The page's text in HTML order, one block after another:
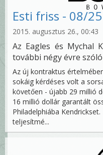
Esti friss - 08/25
2015. augusztus 26., 00:43
Az Eagles és Mychal
további négy évre
Az új kontraktus
sokáig kérdéses volt a
követően - újabb 29 millió
16 millió dollár garantált
Philadelphiába
teljesítmé...